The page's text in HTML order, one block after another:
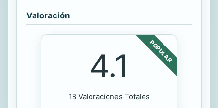
Valoración
POPULAR
4.1
18 Valoraciones Totales